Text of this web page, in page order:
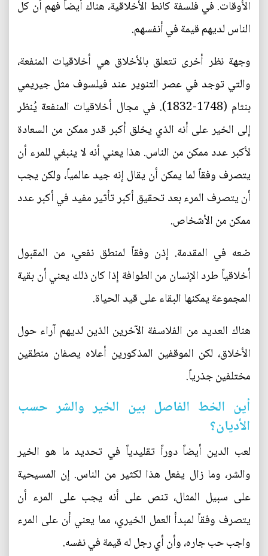
الأوقات. في فلسفة كانط الأخلاقية، هناك أيضاً فهم أن كل
الناس لديهم قيمة في أنفسهم.
وجهة نظر أخرى تتعلق بالأخلاق هي أخلاقيات المنفعة،
والتي توجد في عصر التنوير عند فيلسوف مثل جيريمي
بنثام (1748-1832). في مجال أخلاقيات المنفعة يُنظر
إلى الخير على أنه الذي يخلق أكبر قدر ممكن من السعادة
لأكبر عدد ممكن من الناس. هذا يعني أنه لا ينبغي للمرء أن
يتصرف وفقاً لما يمكن أن يقال إنه جيد عالمياً، ولكن يجب
أن يتصرف المرء بعد تحقيق أكبر تأثير مفيد في أكبر عدد
ممكن من الأشخاص.
ضعه في المقدمة. إذن وفقاً لمنطق نفعي، من المقبول
أخلاقياً طرد الإنسان من الطوافة إذا كان ذلك يعني أن بقية
المجموعة يمكنها البقاء على قيد الحياة.
هناك العديد من الفلاسفة الآخرين الذين لديهم آراء حول
الأخلاق، لكن الموقفين المذكورين أعلاه يصفان منطقين
مختلفين جذرياً.
أين الخط الفاصل بين الخير والشر حسب
الأديان؟
لعب الدين أيضاً دوراً تقليدياً في تحديد ما هو الخير
والشر، وما زال يفعل هذا لكثير من الناس. إن المسيحية
على سبيل المثال، تنص على أنه يجب على المرء أن
يتصرف وفقاً لمبدأ العمل الخيري، مما يعني أن على المرء
واجب حب جاره، وأن أي رجل له قيمة في نفسه.